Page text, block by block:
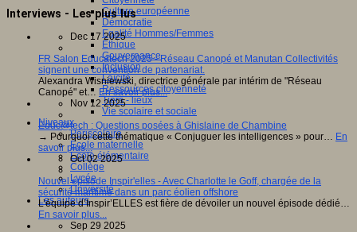
Culture européenne
Démocratie
Egalité Hommes/Femmes
Ethique
Gouvernance
Inclusion
Laïcité
Ressources citoyenneté
Tiers - lieux
Vie scolaire et sociale
Niveaux
Périscolaire
Ecole maternelle
Ecole élémentaire
Collège
Lycée
Université
Les auteurs
Interviews - Les plus lus
Dec 17 2025
FR Salon Educatech 2025 - Réseau Canopé et Manutan Collectivités
signent une convention de partenariat.
Alexandra Wisniewski, directrice générale par intérim de "Réseau
Canopé" et… En savoir plus...
Nov 12 2025
Educ@tech : Questions posées à Ghislaine de Chambine
→ Pourquoi cette thématique « Conjuguer les intelligences » pour… En
savoir plus...
Oct 02 2025
Nouvel épisode Inspir'elles - Avec Charlotte le Goff, chargée de la
sécurité maritime dans un parc éolien offshore
L’équipe d’Inspir’ELLES est fière de dévoiler un nouvel épisode dédié…
En savoir plus...
Sep 29 2025